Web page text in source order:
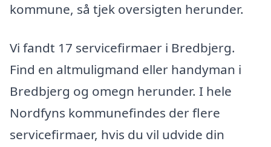
kommune, så tjek oversigten herunder.
Vi fandt 17 servicefirmaer i Bredbjerg.
Find en altmuligmand eller handyman i
Bredbjerg og omegn herunder. I hele
Nordfyns kommunefindes der flere
servicefirmaer, hvis du vil udvide din